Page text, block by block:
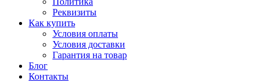
Реквизиты
Как купить
Условия оплаты
Условия доставки
Гарантия на товар
Блог
Контакты